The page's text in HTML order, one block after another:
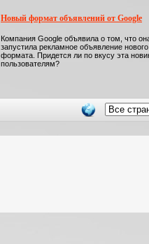
Новый формат объявлений от Google
Компания Google объявила о том, что
запустила рекламное объявление нового
формата. Придется ли по вкусу эта
пользователям?